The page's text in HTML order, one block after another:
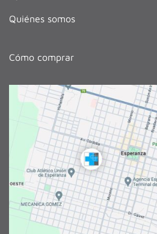
Quiénes somos
Cómo comprar